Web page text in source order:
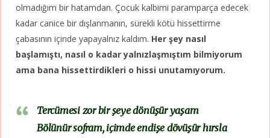
olmadığım bir hatamdan. Çocuk kalbimi paramparça edecek
kadar canice bir dışlanmanın, sürekli kötü hissettirme
çabasının içinde yapayalnız kaldım. Her şey nasıl
başlamıştı, nasıl o kadar yalnızlaşmıştım bilmiyorum
ama bana hissettirdikleri o hissi unutamıyorum.
Tercümesi zor bir şeye dönüşür yaşam
Bölünür sofram, içimde endişe dövüşür hırsla